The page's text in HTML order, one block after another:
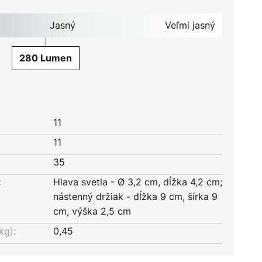
Jasný Veľmi jasný
280 Lumen
11
11
35
Hlava svetla - Ø 3,2 cm, dĺžka 4,2 cm;
nástenný držiak - dĺžka 9 cm, šírka 9
cm, výška 2,5 cm
0,45